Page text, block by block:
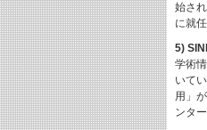
始さ
に就
5)
学術
いて
用」
ンタ